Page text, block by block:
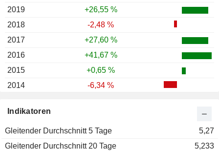
Indikatoren
Gleitender Durchschnitt 5 Tage
5,27
Gleitender Durchschnitt 20 Tage
5,233
2019
+26,55 %
2018
-2,48 %
2017
+27,60 %
2016
+41,67 %
2015
+0,65 %
2014
-6,34 %